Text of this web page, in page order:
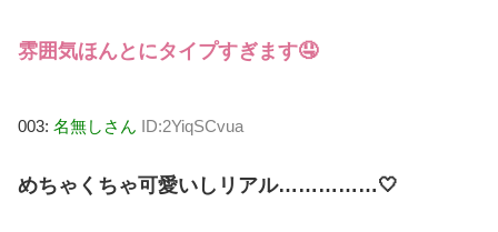
雰囲気ほんとにタイプすぎます🤤
003: 名無しさん ID:2YiqSCvua
めちゃくちゃ可愛いしリアル……………🤍